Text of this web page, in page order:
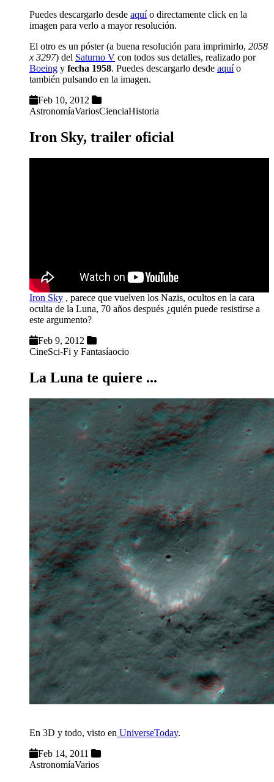
Puedes descargarlo desde aquío directamente click en la
imagen para verlo a mayor resolución.
El otro es un póster (a buena resolución para imprimirlo, 2058
x 3297) del Saturno V con todos sus detalles, realizado por
Boeing y fecha 1958. Puedes descargarlo desde aquío
también pulsando en la imagen.
Feb 10, 2012
AstronomíaVariosCienciaHistoria
Iron Sky, trailer oficial
Iron Sky , parece que vuelven los Nazis, ocultos en la cara
oculta de la Luna, 70 años después ¿quién puede resistirse a
este argumento?
Feb 9, 2012
CineSci-Fi y Fantasíaocio
La Luna te quiere ...
En 3D y todo, visto en UniverseToday.
Feb 14, 2011
AstronomíaVarios